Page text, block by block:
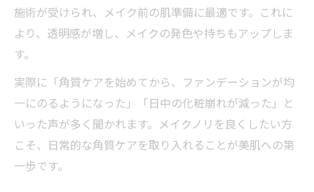
施術が受けられ、メイク前の肌準備に最適です。これに
より、透明感が増し、メイクの発色や持ちもアップしま
す。
実際に「角質ケアを始めてから、ファンデーションが均
一にのるようになった」「日中の化粧崩れが減った」と
いった声が多く聞かれます。メイクノリを良くしたい方
こそ、日常的な角質ケアを取り入れることが美肌への第
一歩です。